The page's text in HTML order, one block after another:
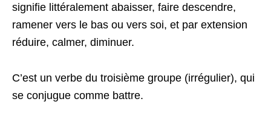
signifie littéralement abaisser, faire descendre,
ramener vers le bas ou vers soi, et par extension
réduire, calmer, diminuer.
C’est un verbe du troisième groupe (irrégulier), qui
se conjugue comme battre.